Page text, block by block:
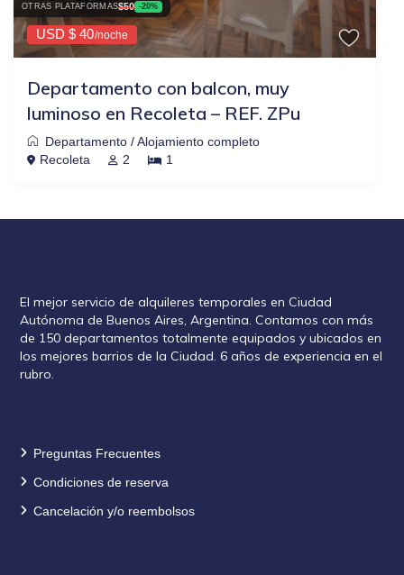
OTRAS PLATAFORMAS$50 -20%
USD $ 40/noche
Departamento con balcon, muy
luminoso en Recoleta – REF. ZPu
Departamento /Alojamiento completo
Recoleta
2 1
El mejor servicio de alquileres temporales en Ciudad
Autónoma de Buenos Aires, Argentina. Contamos con más
de 150 departamentos totalmente equipados y ubicados en
los mejores barrios de la Ciudad. 6 años de experiencia en el
rubro.
Preguntas Frecuentes
Condiciones de reserva
Cancelación y/o reembolsos